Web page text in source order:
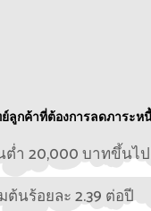
กค้าที่ต้องการลดภาระห
ำ 20,000 บาทขึ้นไป
ต้นร้อยละ 2.39 ต่อปี